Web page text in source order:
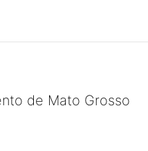
de Mato Grosso